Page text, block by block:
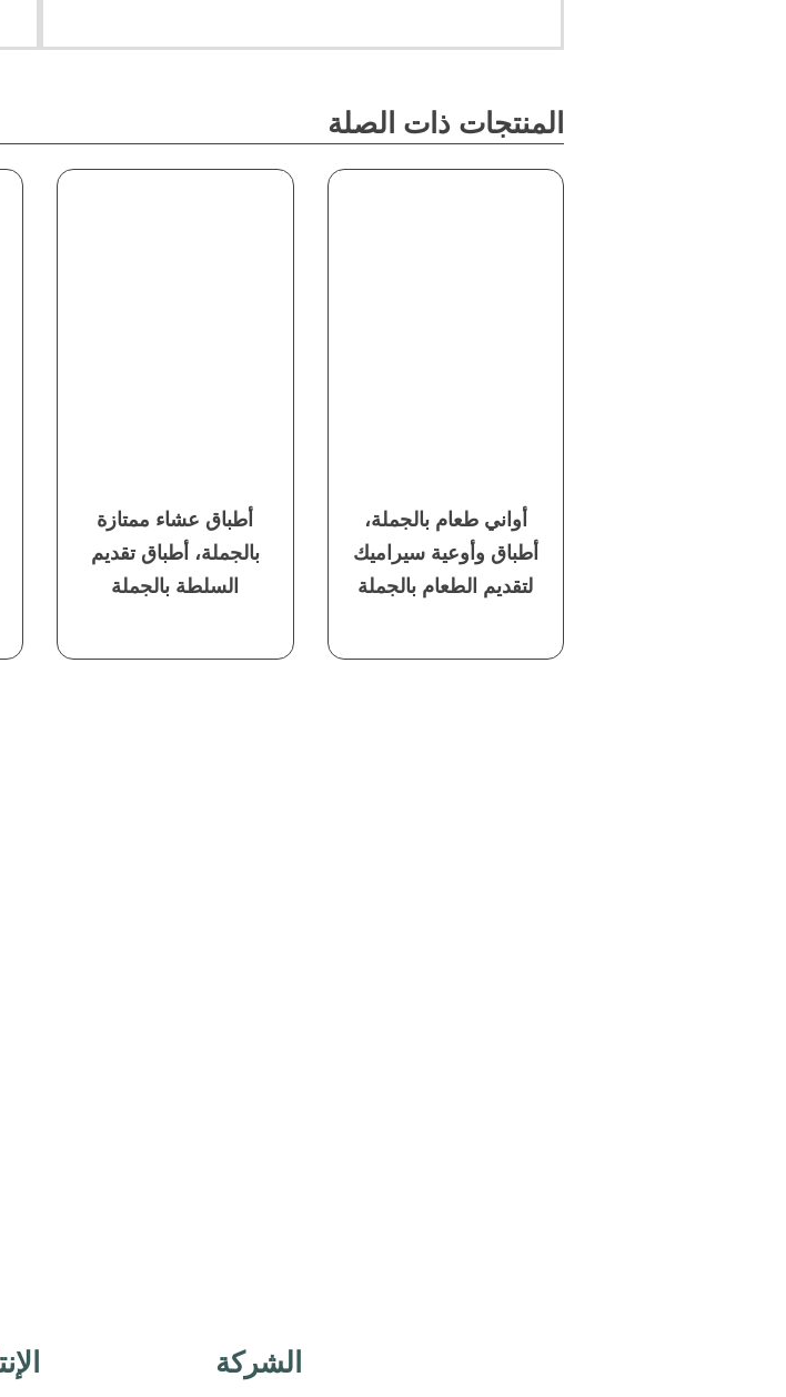
المنتجات ذات الصلة
أواني طعام بالجملة،
أطباق وأوعية سيراميك
لتقديم الطعام بالجملة
أطباق عشاء ممتازة
بالجملة، أطباق تقديم
السلطة بالجملة
الشركة